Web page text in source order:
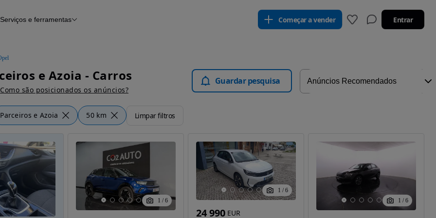
Serviços e ferramentas Começar a vender Entrar
e Azoia - Carros
Como são posicionados os anúncios?
Guardar pesquisa
Parceiros e Azoia 50 km Limpar filtros
1 / 6
1 / 6
24 990 EUR
1 / 6